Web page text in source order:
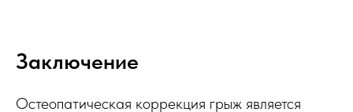
Заключение
Остеопатическая коррекция грыж является